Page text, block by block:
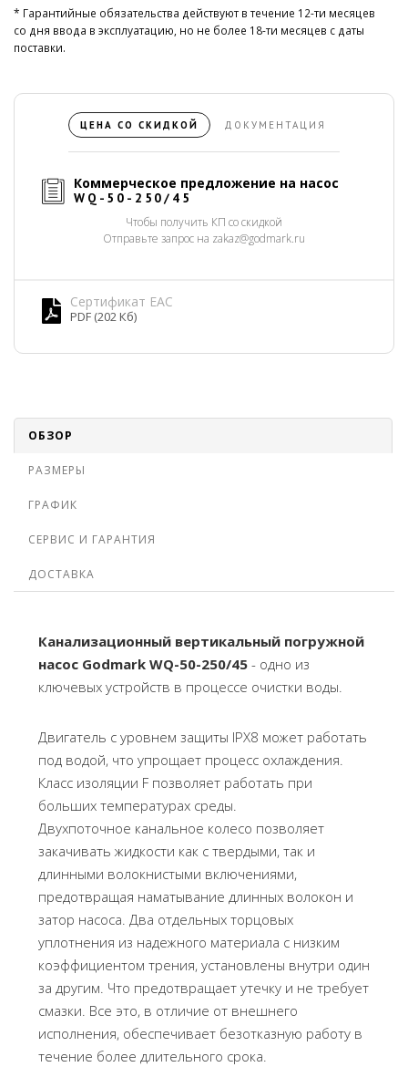
* Гарантийные обязательства действуют в течение 12-ти месяцев
со дня ввода в эксплуатацию, но не более 18-ти месяцев с даты
поставки.
ЦЕНА СО СКИДКОЙ ДОКУМЕНТАЦИЯ
Коммерческое предложение на насос
WQ-50-250/45
Чтобы получить КП со скидкой
Отправьте запрос на zakaz@godmark.ru
Сертификат EAC
PDF (202 Кб)
ОБЗОР
РАЗМЕРЫ
ГРАФИК
СЕРВИС И ГАРАНТИЯ
ДОСТАВКА
Канализационный вертикальный погружной
насос Godmark WQ-50-250/45 - одно из
ключевых устройств в процессе очистки воды.
Двигатель с уровнем защиты IPX8 может работать
под водой, что упрощает процесс охлаждения.
Класс изоляции F позволяет работать при
больших температурах среды.
Двухпоточное канальное колесо позволяет
закачивать жидкости как с твердыми, так и
длинными волокнистыми включениями,
предотвращая наматывание длинных волокон и
затор насоса. Два отдельных торцовых
уплотнения из надежного материала с низким
коэффициентом трения, установлены внутри один
за другим. Что предотвращает утечку и не требует
смазки. Все это, в отличие от внешнего
исполнения, обеспечивает безотказную работу в
течение более длительного срока.